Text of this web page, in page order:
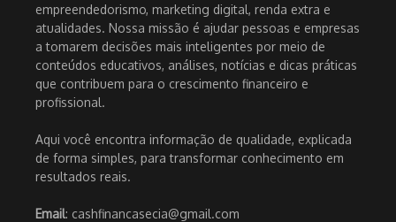
empreendedorismo, marketing digital, renda extra e
atualidades. Nossa missão é ajudar pessoas e empresas
a tomarem decisões mais inteligentes por meio de
conteúdos educativos, análises, notícias e dicas práticas
que contribuem para o crescimento financeiro e
profissional.
Aqui você encontra informação de qualidade, explicada
de forma simples, para transformar conhecimento em
resultados reais.
Email: cashfinancasecia@gmail.com